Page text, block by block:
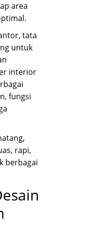
area
tata
untuk
interior
fungsi
rapi,
berbagai